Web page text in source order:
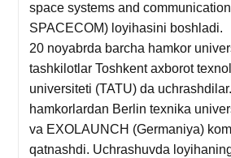
space systems and
SPACECOM) loyihasini
20 noyabrda barcha hamkor
tashkilotlar Toshkent axborot
universiteti (TATU) da
hamkorlardan Berlin texnika
va EXOLAUNCH (Germaniya)
qatnashdi. Uchrashuvda